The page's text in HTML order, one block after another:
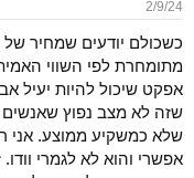
s
2/9/24
כשכולם יודעים שמחיר
מתומחרת לפי השווי
אפקט שיכול להיות יעיל
שזה לא מצב נפוץ
שלא כמשקיע ממוצע. אני
אפשרי והוא לא לגמרי